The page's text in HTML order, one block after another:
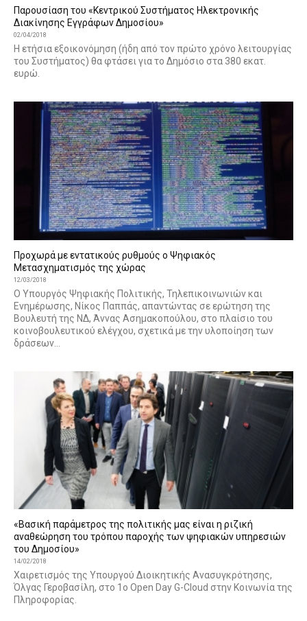
Παρουσίαση του «Κεντρικού Συστήματος Ηλεκτρονικής
Διακίνησης Εγγράφων Δημοσίου»
02/04/2018
Η ετήσια εξοικονόμηση (ήδη από τον πρώτο χρόνο λειτουργίας
του Συστήματος) θα φτάσει για το Δημόσιο στα 380 εκατ.
ευρώ.
Προχωρά με εντατικούς ρυθμούς ο Ψηφιακός
Μετασχηματισμός της χώρας
12/03/2018
Ο Υπουργός Ψηφιακής Πολιτικής, Τηλεπικοινωνιών και
Ενημέρωσης, Νίκος Παππάς, απαντώντας σε ερώτηση της
Βουλευτή της ΝΔ, Άννας Ασημακοπούλου, στο πλαίσιο του
κοινοβουλευτικού ελέγχου, σχετικά με την υλοποίηση των
δράσεων...
«Βασική παράμετρος της πολιτικής μας είναι η ριζική
αναθεώρηση του τρόπου παροχής των ψηφιακών υπηρεσιών
του Δημοσίου»
14/02/2018
Χαιρετισμός της Υπουργού Διοικητικής Ανασυγκρότησης,
Όλγας Γεροβασίλη, στο 1ο Open Day G-Cloud στην Κοινωνία της
Πληροφορίας.